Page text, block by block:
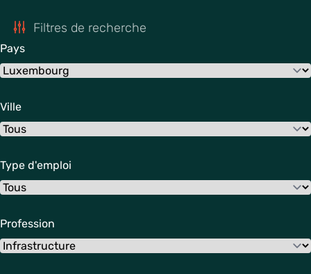
Filtres de recherche
Pays
Ville
Type d'emploi
Profession